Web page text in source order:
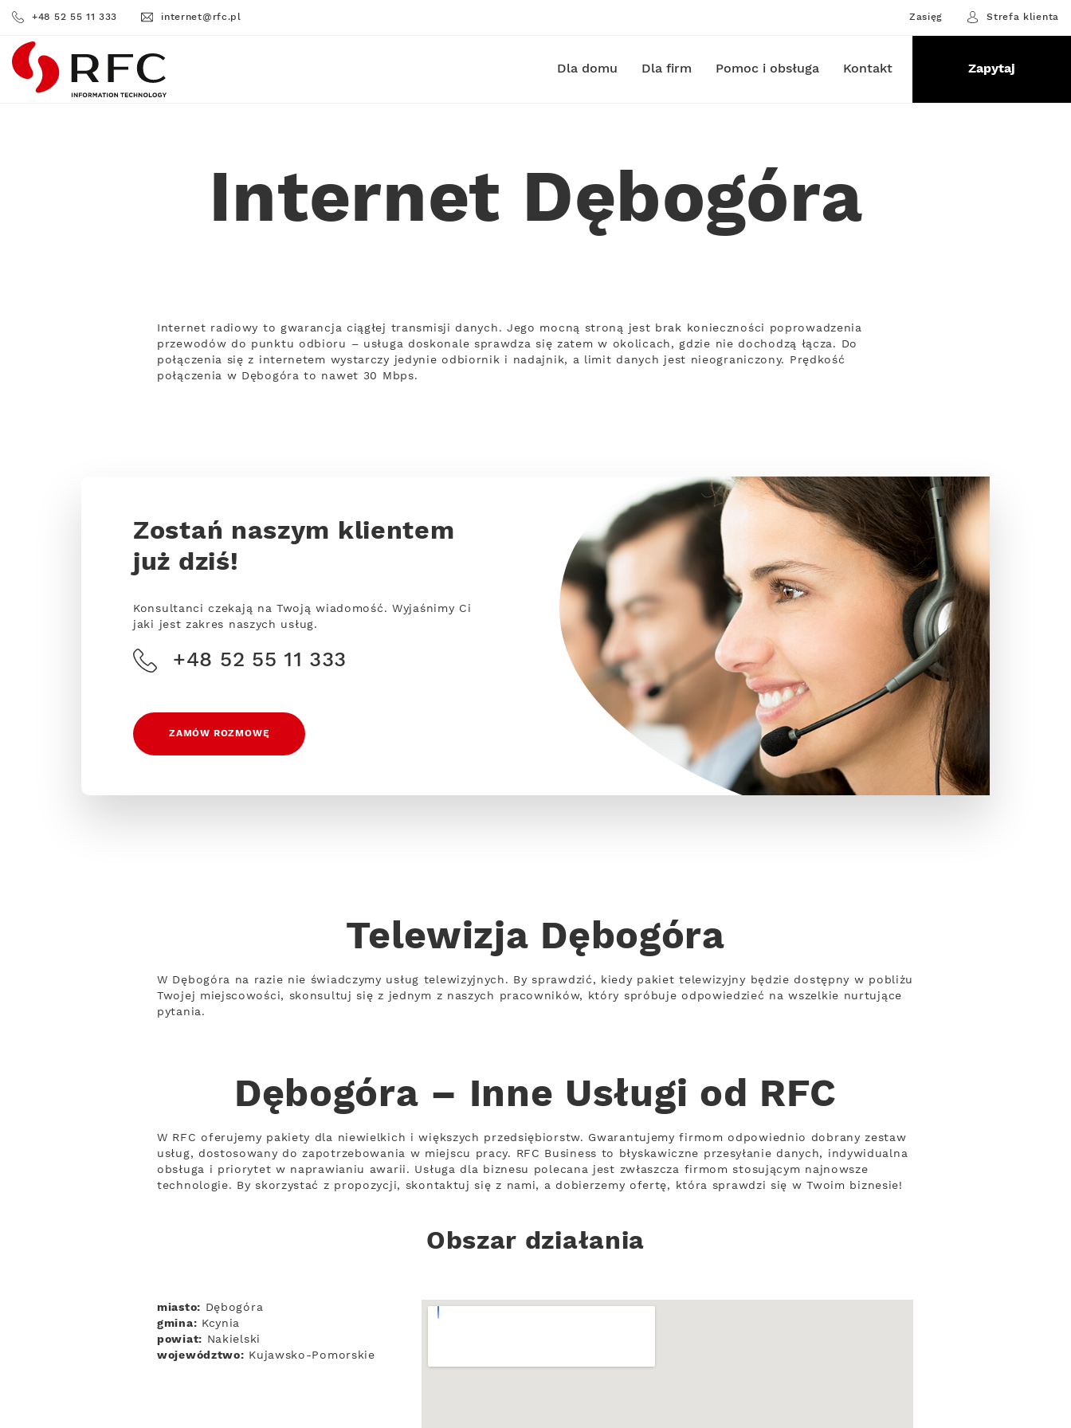
+48 52 55 11 333 internet@rfc.pl Zasięg Strefa klienta
RFC Dla domu Dla firm Pomoc i obsługa Kontakt Zapytaj
Internet Dębogóra
Internet radiowy to gwarancja ciągłej transmisji danych. Jego mocną stroną jest brak konieczności poprowadzenia
przewodów do punktu odbioru – usługa doskonale sprawdza się zatem w okolicach, gdzie nie dochodzą łącza. Do
połączenia się z internetem wystarczy jedynie odbiornik i nadajnik, a limit danych jest nieograniczony. Prędkość
połączenia w Dębogóra to nawet 30 Mbps.
Zostań naszym klientem
już dziś!
Konsultanci czekają na Twoją wiadomość. Wyjaśnimy Ci
jaki jest zakres naszych usług.
+48 52 55 11 333
ZAMÓW ROZMOWĘ
Telewizja Dębogóra
W Dębogóra na razie nie świadczymy usług telewizyjnych. By sprawdzić, kiedy pakiet telewizyjny będzie dostępny w pobliżu
Twojej miejscowości, skonsultuj się z jednym z naszych pracowników, który spróbuje odpowiedzieć na wszelkie nurtujące
pytania.
Dębogóra – Inne Usługi od RFC
W RFC oferujemy pakiety dla niewielkich i większych przedsiębiorstw. Gwarantujemy firmom odpowiednio dobrany zestaw
usług, dostosowany do zapotrzebowania w miejscu pracy. RFC Business to błyskawiczne przesyłanie danych, indywidualna
obsługa i priorytet w naprawianiu awarii. Usługa dla biznesu polecana jest zwłaszcza firmom stosującym najnowsze
technologie. By skorzystać z propozycji, skontaktuj się z nami, a dobierzemy ofertę, która sprawdzi się w Twoim biznesie!
Obszar działania
miasto: Dębogóra
gmina: Kcynia
powiat: Nakielski
województwo: Kujawsko-Pomorskie